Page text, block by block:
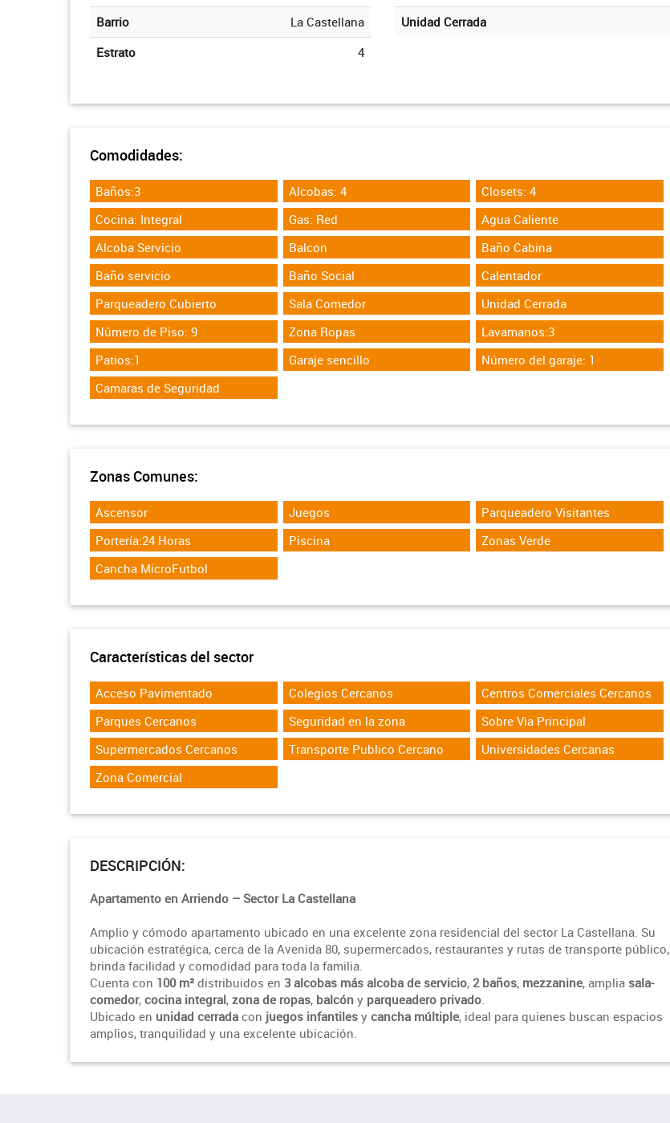
Barrio
La Castellana
Estrato
4
Unidad Cerrada
Comodidades:
Baños:3 Alcobas: 4
Closets: 4
Cocina: Integral
Gas: Red
Agua Caliente
Alcoba Servicio
Balcon
Baño Cabina
Baño servicio
Baño Social
Calentador
Parqueadero Cubierto
Sala Comedor
Unidad Cerrada
Número de Piso: 9
Zona Ropas
Lavamanos:3
Patios:1
Garaje sencillo
Número del garaje: 1
Camaras de Seguridad
Zonas Comunes:
Ascensor Juegos
Parqueadero Visitantes
Portería:24 Horas
Piscina
Zonas Verde
Cancha MicroFutbol
Características del sector
Acceso Pavimentado Colegios Cercanos
Centros Comerciales Cercanos
Parques Cercanos
Seguridad en la zona
Sobre Via Principal
Supermercados Cercanos
Transporte Publico Cercano
Universidades Cercanas
Zona Comercial
DESCRIPCIÓN:
Apartamento en Arriendo – Sector La Castellana
Amplio y cómodo apartamento ubicado en una excelente zona residencial del sector La Castellana. Su
ubicación estratégica, cerca de la Avenida 80, supermercados, restaurantes y rutas de transporte público,
brinda facilidad y comodidad para toda la familia.
Cuenta con 100 m² distribuidos en 3 alcobas más alcoba de servicio, 2 baños, mezzanine, amplia sala-
comedor, cocina integral, zona de ropas, balcón y parqueadero privado.
Ubicado en unidad cerrada con juegos infantiles y cancha múltiple, ideal para quienes buscan espacios
amplios, tranquilidad y una excelente ubicación.